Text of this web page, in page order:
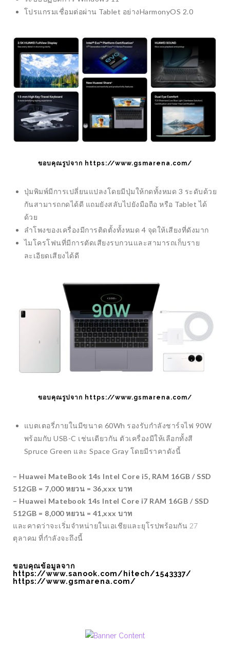
โปรแกรมเชื่อมต่อผ่าน Tablet อย่างHarmonyOS 2.0
ขอบคุณรูปจาก https://www.gsmarena.com/
ปุ่มพิมพ์มีการเปลี่ยนแปลงโดยมีปุ่มให้กดทั้งหมด 3 ระดับด้วย
กันสามารถกดได้ดี แถมยังสลับไปยังมือถือ หรือ Tablet ได้
ด้วย
ลำโพงของเครื่องมีการติดตั้งทั้งหมด 4 จุดให้เสียงที่ดังมาก
ไมโครโฟนที่มีการตัดเสียงรบกวนและสามารถเก็บราย
ละเอียดเสียงได้ดี
ขอบคุณรูปจาก https://www.gsmarena.com/
แบตเตอรี่ภายในมีขนาด 60Wh รองรับกำลังชาร์จไฟ 90W
พร้อมกับ USB-C เช่นเดียวกัน ตัวเครื่องมีให้เลือกทั้งสี
Spruce Green และ Space Gray โดยมีราคาดังนี้
– Huawei MateBook 14s Intel Core i5, RAM 16GB / SSD
512GB = 7,000 หยวน = 36,xxx บาท
– Huawei Matebook 14s Intel Core i7 RAM 16GB / SSD
512GB = 8,000 หยวน = 41,xxx บาท
และคาดว่าจะเริ่มจำหน่ายในเอเชียและยุโรปพร้อมกัน 27
ตุลาคม ที่กำลังจะถึงนี้
ขอบคุณข้อมูลจาก
https://www.sanook.com/hitech/1543337/
https://www.gsmarena.com/
BLYNK
HYUNDAIX
ELECTRONICS
เปลี่ยนปลั๊กไฟธรรมดาให้เป็น SMART
PLUG IOT
เทคโนโลยี
อาทิตย์เพื่อการ
แรกของโลก